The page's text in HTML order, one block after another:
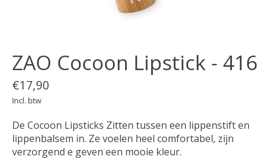
ZAO Cocoon Lipstick - 416
€17,90
Incl. btw
De Cocoon Lipsticks Zitten tussen een lippenstift en
lippenbalsem in. Ze voelen heel comfortabel, zijn
verzorgend e geven een mooie kleur.